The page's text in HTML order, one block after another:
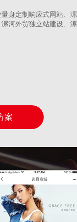
身定制响应式网站、
河外贸独立站建设、
案